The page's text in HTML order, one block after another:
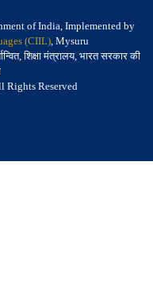
of India, Implemented by
(CIIL), Mysuru
शिक्षा मंत्रालय, भारत सरकार की
Rights Reserved